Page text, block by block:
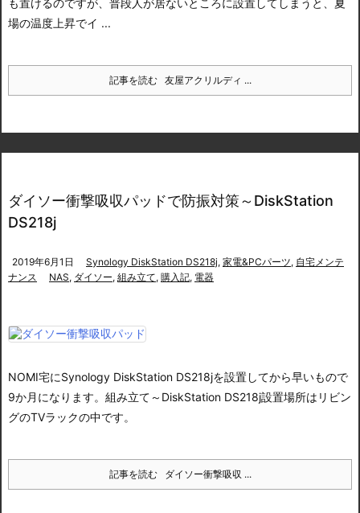
も置けるのですが、普段人が居ないところに設置してしまうと、夏
場の温度上昇でイ ...
記事を読む 友屋アクリルディ ...
ダイソー衝撃吸収パッドで防振対策～DiskStation
DS218j
2019年6月1日 Synology DiskStation DS218j, 家電&PCパーツ, 自宅メンテ
ナンス
NAS, ダイソー, 組み立て, 購入記, 電器
NOMI宅にSynology DiskStation DS218jを設置してから早いもので
9か月になります。 組み立て～DiskStation DS218j設置場所はリビン
グのTVラックの中です。
記事を読む ダイソー衝撃吸収 ...